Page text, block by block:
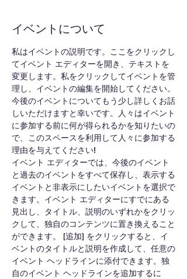
イベントについて
私はイベントの説明です。ここをクリックし
てイベント エディターを開き、テキストを
変更します。私をクリックしてイベントを管
理し、イベントの編集を開始してください。
今後のイベントについてもう少し詳しくお話
しいただけますと幸いです。人々はイベント
に参加する前に何が得られるかを知りたいの
で、このスペースを利用して人々に参加する
理由を与えてください!
イベント エディターでは、今後のイベント
と過去のイベントをすべて保存し、表示する
イベントと非表示にしたいイベントを選択で
きます。イベント エディターにすでにある
見出し、タイトル、説明のいずれかをクリッ
クして、独自のコンテンツに置き換えること
ができます。 [追加] をクリックすると、イ
ベントのタイトルと説明を作成して、任意の
イベント ヘッドラインに添付できます。独
自のイベント ヘッドラインを追加するに